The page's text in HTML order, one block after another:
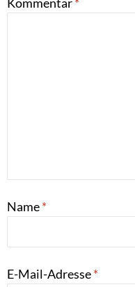
Kommentar*
Name*
E-Mail-Adresse*